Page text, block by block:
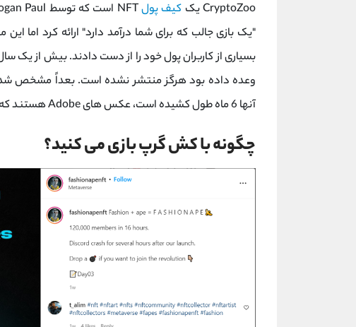
CryptoZoo یک کیف پول
"یک بازی جالب که برای شما درآمد دارد" ارائه کرد اما
وعده داده بود هرگز منتشر نشده است. بعداً مشخص
آنها 6 ماه طول کشیده است، عکس های Adobe هستند که کمی روتوش شده اند.
چگونه با کش گرپ بازی می کنید؟